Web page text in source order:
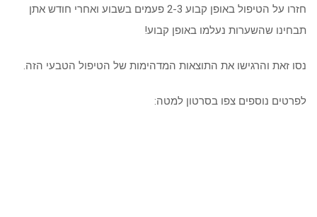
חזרו על הטיפול באופן קבוע 2-3 פעמים בשבוע ואחרי חודש אתן
תבחינו שהשערות נעלמו באופן קבוע!
נסו זאת והרגישו את התוצאות המדהימות של הטיפול הטבעי הזה.
לפרטים נוספים צפו בסרטון למטה: